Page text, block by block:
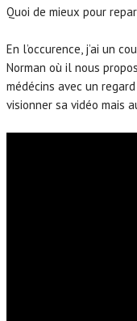
Quoi de mieux pour
En l’occurence, j’ai un
Norman où il nous
médécins avec un
visionner sa vidéo mais